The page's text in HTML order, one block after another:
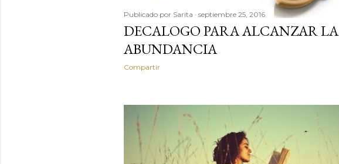
Publicado por Sarita septiembre 25, 2016
DECALOGO PARA ALCANZAR LA
ABUNDANCIA
Compartir